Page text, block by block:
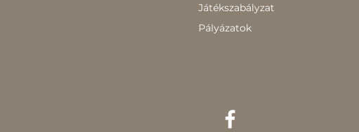
Játékszabályzat
Pályázatok